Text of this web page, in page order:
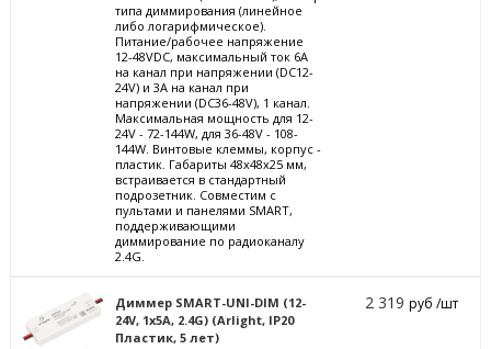
типа диммирования (линейное
либо логарифмическое).
Питание/рабочее напряжение
12-48VDC, максимальный ток 6A
на канал при напряжении (DC12-
24V) и 3А на канал при
напряжении (DC36-48V), 1 канал.
Максимальная мощность для 12-
24V - 72-144W, для 36-48V - 108-
144W. Винтовые клеммы, корпус -
пластик. Габариты 48x48x25 мм,
встраивается в стандартный
подрозетник. Совместим с
пультами и панелями SMART,
поддерживающими
диммирование по радиоканалу
2.4G.
Диммер SMART-UNI-DIM (12-
24V, 1x5A, 2.4G) (Arlight, IP20
Пластик, 5 лет)
2 319руб /шт